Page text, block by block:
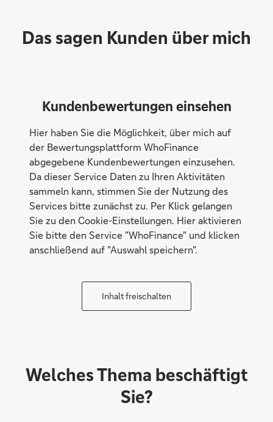
Das sagen Kunden über mich
Kundenbewertungen einsehen
Hier haben Sie die Möglichkeit, über mich auf
der Bewertungsplattform WhoFinance
abgegebene Kundenbewertungen einzusehen.
Da dieser Service Daten zu Ihren Aktivitäten
sammeln kann, stimmen Sie der Nutzung des
Services bitte zunächst zu. Per Klick gelangen
Sie zu den Cookie-Einstellungen. Hier aktivieren
Sie bitte den Service "WhoFinance" und klicken
anschließend auf "Auswahl speichern".
Inhalt freischalten
Welches Thema beschäftigt
Sie?